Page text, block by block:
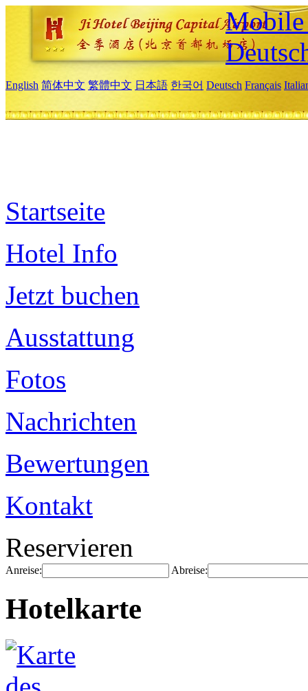
Mobile
English 简体中文 繁體中文 日本語 한국어 Deutsch Français
Startseite
Hotel Info
Jetzt buchen
Ausstattung
Fotos
Nachrichten
Bewertungen
Kontakt
Reservieren
Anreise: Abreise:
Hotelkarte